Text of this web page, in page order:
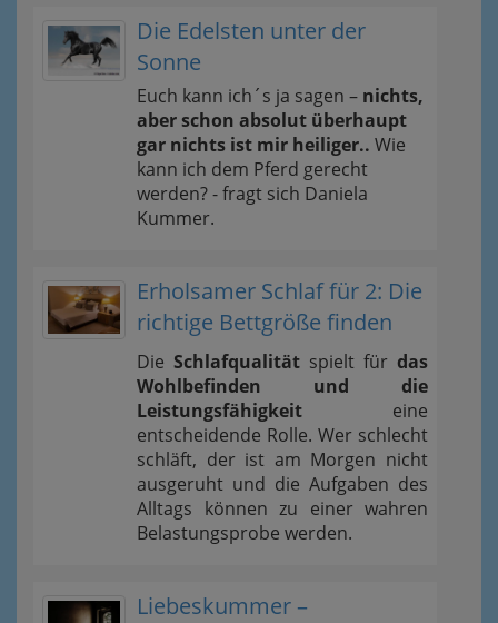
Die Edelsten unter der
Sonne
Euch kann ich´s ja sagen – nichts,
aber schon absolut überhaupt
gar nichts ist mir heiliger.. Wie
kann ich dem Pferd gerecht
werden? - fragt sich Daniela
Kummer.
Erholsamer Schlaf für 2: Die
richtige Bettgröße finden
Die Schlafqualität spielt für das
Wohlbefinden und die
Leistungsfähigkeit eine
entscheidende Rolle. Wer schlecht
schläft, der ist am Morgen nicht
ausgeruht und die Aufgaben des
Alltags können zu einer wahren
Belastungsprobe werden.
Liebeskummer –